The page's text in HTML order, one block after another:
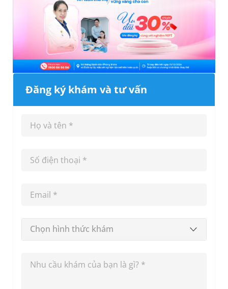
Đăng ký khám và tư vấn
Chọn hình thức khám